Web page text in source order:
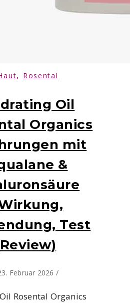
, Rosental
Oil
Organics
mit
&
Test
Review)
Februar 2026 /
Rosental Organics